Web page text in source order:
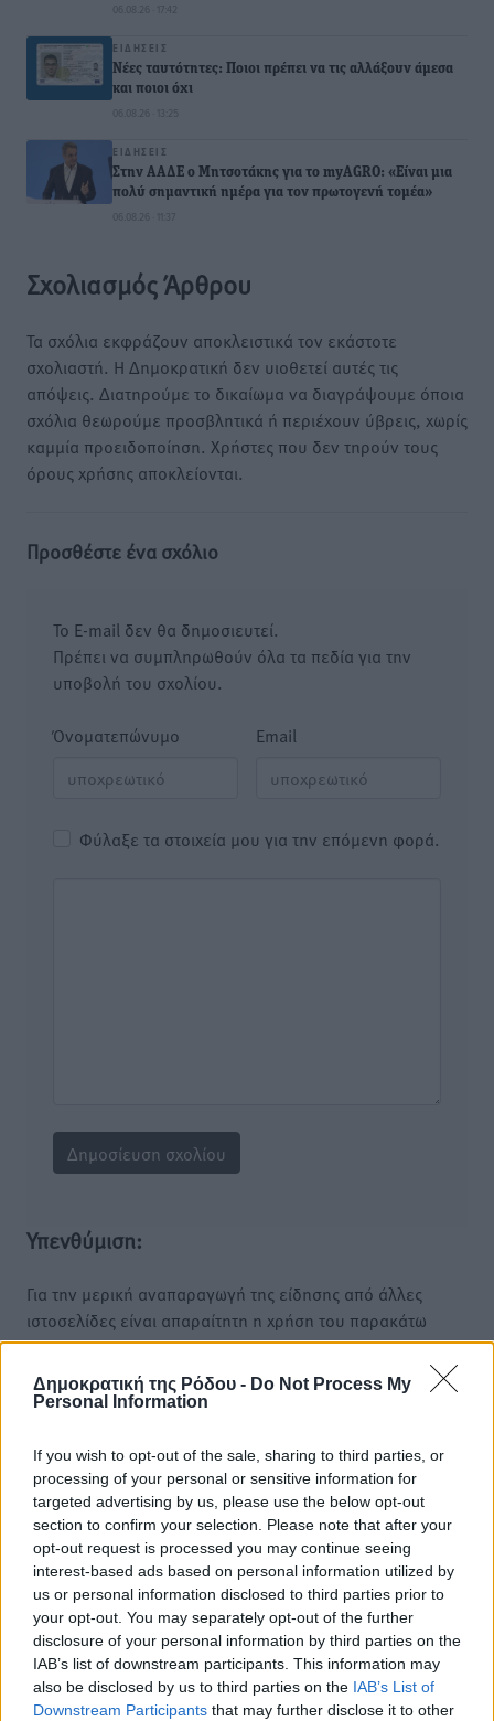
Δημοκρατική της Ρόδου - Do Not Process My
Personal Information
If you wish to opt-out of the sale, sharing to third parties, or
processing of your personal or sensitive information for
targeted advertising by us, please use the below opt-out
section to confirm your selection. Please note that after your
opt-out request is processed you may continue seeing
interest-based ads based on personal information utilized by
us or personal information disclosed to third parties prior to
your opt-out. You may separately opt-out of the further
disclosure of your personal information by third parties on the
IAB’s list of downstream participants. This information may
also be disclosed by us to third parties on the IAB’s List of
Downstream Participants that may further disclose it to other
06.08.26 · 17:42
ΕΙΔΉΣΕΙΣ
Νέες ταυτότητες: Ποιοι πρέπει να τις αλλάξουν άμεσα
και ποιοι όχι
06.08.26 · 13:25
ΕΙΔΉΣΕΙΣ
Στην ΑΑΔΕ ο Μητσοτάκης για το myAGRO: «Είναι μια
πολύ σημαντική ημέρα για τον πρωτογενή τομέα»
06.08.26 · 11:37
Σχολιασμός Άρθρου
Τα σχόλια εκφράζουν αποκλειστικά τον εκάστοτε
σχολιαστή. Η Δημοκρατική δεν υιοθετεί αυτές τις
απόψεις. Διατηρούμε το δικαίωμα να διαγράψουμε όποια
σχόλια θεωρούμε προσβλητικά ή περιέχουν ύβρεις, χωρίς
καμμία προειδοποίηση. Χρήστες που δεν τηρούν τους
όρους χρήσης αποκλείονται.
Προσθέστε ένα σχόλιο
Το E-mail δεν θα δημοσιευτεί.
Πρέπει να συμπληρωθούν όλα τα πεδία για την
υποβολή του σχολίου.
Όνοματεπώνυμο Email
Φύλαξε τα στοιχεία μου για την επόμενη φορά.
Υπενθύμιση:
Για την μερική αναπαραγωγή της είδησης από άλλες
ιστοσελίδες είναι απαραίτητη η χρήση του παρακάτω
παρεχόμενου συνδέσμου παραπομπής προς το άρθρο
της Δημοκρατικής.
o καιρός τώρα:
25°
αίθριος καιρός
36%
16km/h
Β-ΒΔ
26°/26°
06:18